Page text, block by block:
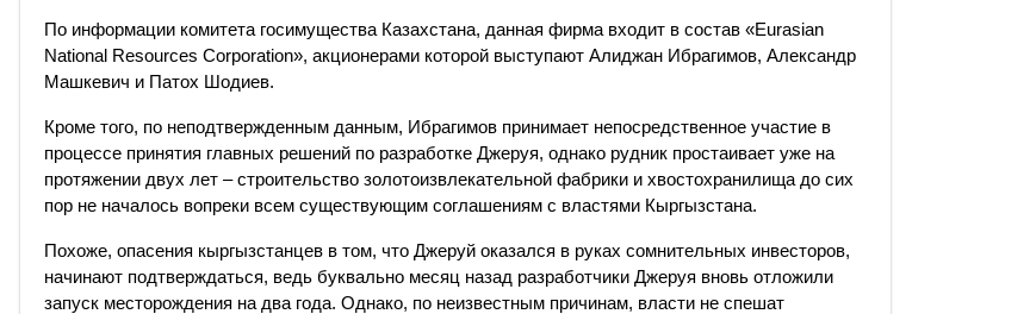
По информации комитета госимущества Казахстана, данная фирма входит в состав «Eurasian
National Resources Corporation», акционерами которой выступают Алиджан Ибрагимов, Александр
Машкевич и Патох Шодиев.
Кроме того, по неподтвержденным данным, Ибрагимов принимает непосредственное участие в
процессе принятия главных решений по разработке Джеруя, однако рудник простаивает уже на
протяжении двух лет – строительство золотоизвлекательной фабрики и хвостохранилища до сих
пор не началось вопреки всем существующим соглашениям с властями Кыргызстана.
Похоже, опасения кыргызстанцев в том, что Джеруй оказался в руках сомнительных инвесторов,
начинают подтверждаться, ведь буквально месяц назад разработчики Джеруя вновь отложили
запуск месторождения на два года. Однако, по неизвестным причинам, власти не спешат